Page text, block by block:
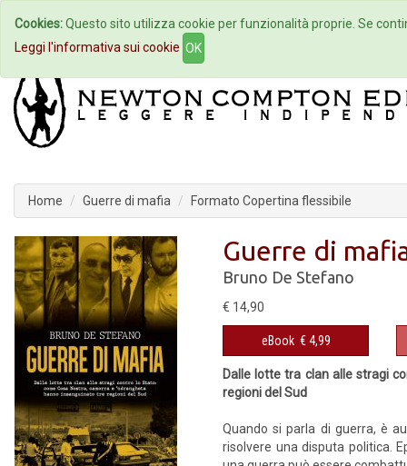
Home Autori Eventi
Home Guerre di mafia Formato Copertina flessibile
Guerre di
Bruno De Stefano
€ 14,90
eBook € 4,99
Dalle lotte tra clan alle stragi
regioni del Sud
Quando si parla di guerra, è
risolvere una disputa politica.
Cookies:Questo sito utilizza cookie per funzionalità proprie. Se
Leggi l'informativa sui cookie OK